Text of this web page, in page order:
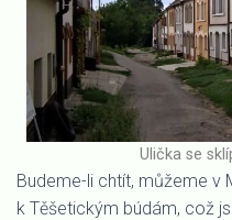
Ulička se
Budeme-li chtít, můžeme v
k Těšetickým búdám, což